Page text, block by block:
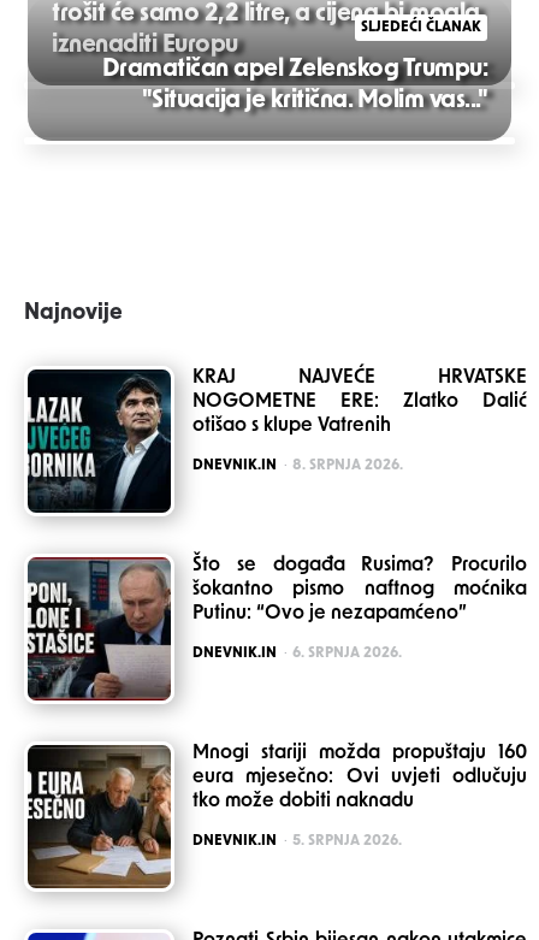
Post
navigation
trošit će samo 2,2 litre, a cijena bi mogla
iznenaditi Europu
SLJEDEĆI ČLANAK
Dramatičan apel Zelenskog Trumpu:
"Situacija je kritična. Molim vas..."
Najnovije
KRAJ NAJVEĆE HRVATSKE
NOGOMETNE ERE: Zlatko Dalić
otišao s klupe Vatrenih
POSTED
DNEVNIK.IN 8. SRPNJA 2026.
Što se događa Rusima? Procurilo
šokantno pismo naftnog moćnika
Putinu: “Ovo je nezapamćeno”
POSTED
DNEVNIK.IN 6. SRPNJA 2026.
Mnogi stariji možda propuštaju 160
eura mjesečno: Ovi uvjeti odlučuju
tko može dobiti naknadu
POSTED
DNEVNIK.IN 5. SRPNJA 2026.